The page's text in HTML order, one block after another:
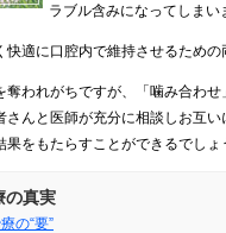
ラブル含みになってしまい
快適に口腔内で維持させるための
奪われがちですが、「噛み合わ
さんと医師が充分に相談しお互
をもたらすことができるでしょ
の真実
の“要”